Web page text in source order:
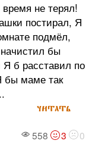
не терял!
постирал, Я
подмёл,
бы
б расставил по
бы маме так
читать
558 3 0